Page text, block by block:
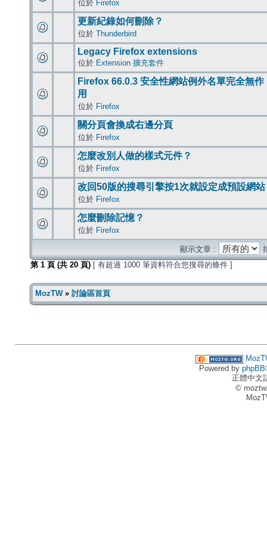
位於 Firefox
更新紀錄如何刪除？
位於 Thunderbird
Legacy Firefox extensions
位於 Extension 擴充套件
Firefox 66.0.3 安全性網站例外名單完全無作
用
位於 Firefox
關分頁會換成右邊分頁
位於 Firefox
怎麼改別人做的樣式元件？
位於 Firefox
改回50版的搜尋引擎按1次就設定成預設網站
位於 Firefox
怎麼刪除記憶？
位於 Firefox
顯示文章 :
第 1 頁 (共 20 頁) [ 有超過 1000 筆資料符合您搜尋的條件 ]
MozTW» 討論區首頁
Powered by phpBB
正體中文
©